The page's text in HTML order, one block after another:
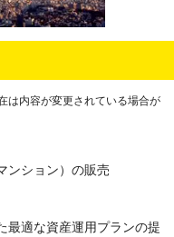
は内容が変更されている場合が
ンション）の販売
最適な資産運用プランの提